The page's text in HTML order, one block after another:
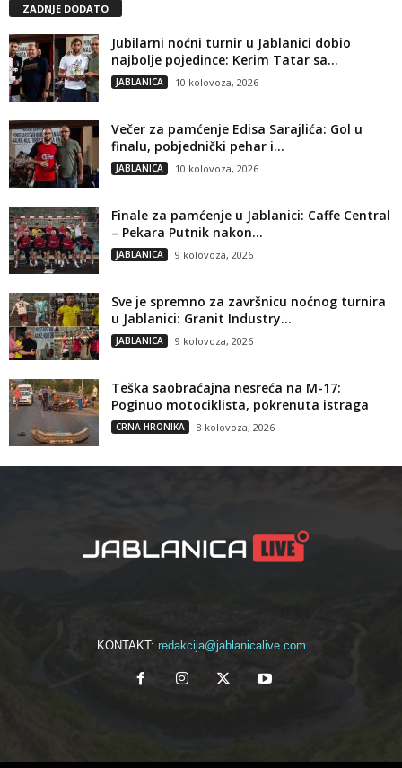
ZADNJE DODATO
Jubilarni noćni turnir u Jablanici dobio
najbolje pojedince: Kerim Tatar sa...
JABLANICA 10 kolovoza, 2026
Večer za pamćenje Edisa Sarajlića: Gol u
finalu, pobjednički pehar i...
JABLANICA 10 kolovoza, 2026
Finale za pamćenje u Jablanici: Caffe Central
– Pekara Putnik nakon...
JABLANICA 9 kolovoza, 2026
Sve je spremno za završnicu noćnog turnira
u Jablanici: Granit Industry...
JABLANICA 9 kolovoza, 2026
Teška saobraćajna nesreća na M-17:
Poginuo motociklista, pokrenuta istraga
CRNA HRONIKA 8 kolovoza, 2026
KONTAKT: redakcija@jablanicalive.com